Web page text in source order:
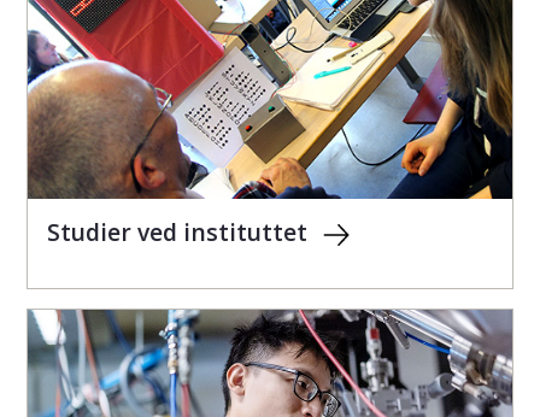
Studier ved instituttet